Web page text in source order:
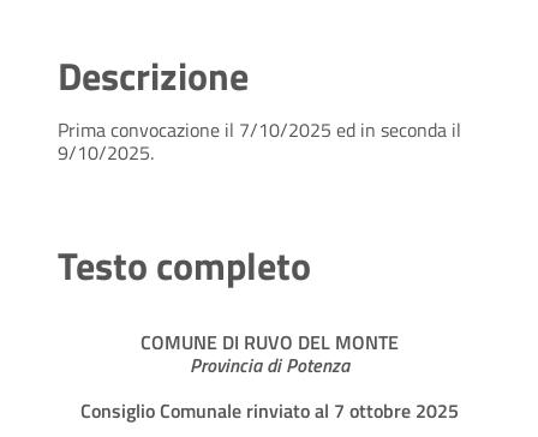
Descrizione
Prima convocazione il 7/10/2025 ed in seconda il
9/10/2025.
Testo completo
COMUNE DI RUVO DEL MONTE
Provincia di Potenza
Consiglio Comunale rinviato al 7 ottobre 2025